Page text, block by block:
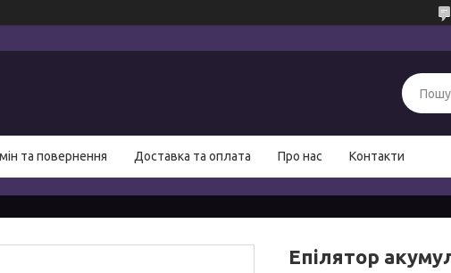
та повернення Доставка та оплата Про нас Контакти
Епілятор